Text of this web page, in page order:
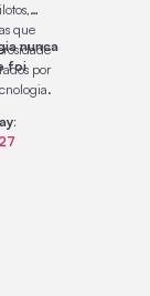
que
por
nunca
foi